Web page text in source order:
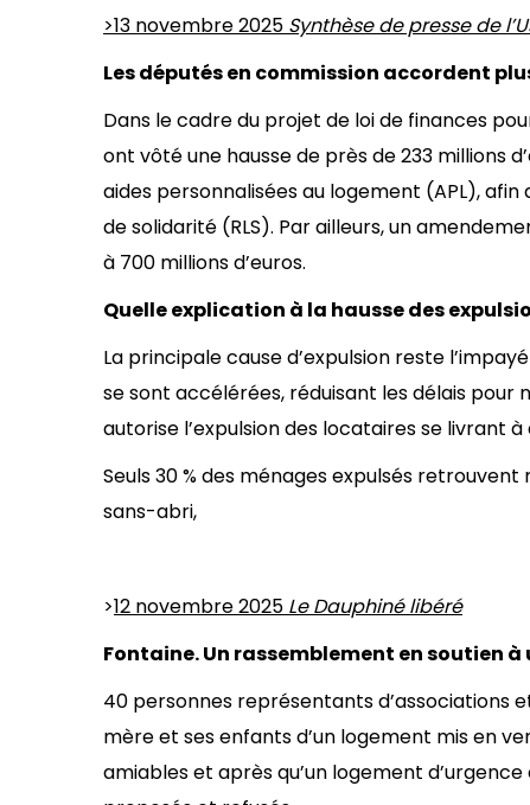
>13 novembre 2025 Synthèse de presse de
Les députés en commission accordent
Dans le cadre du projet de loi de finances
ont vôté une hausse de près de 233 millions
aides personnalisées au logement (APL),
de solidarité (RLS). Par ailleurs, un
à 700 millions d’euros.
Quelle explication à la hausse
La principale cause d’expulsion reste
se sont accélérées, réduisant les délais pour
autorise l’expulsion des locataires se livrant
Seuls 30 % des ménages expulsés
sans-abri,
>12 novembre 2025 Le Dauphiné libéré
Fontaine. Un rassemblement en soutien
40 personnes représentants d’associations
mère et ses enfants d’un logement mis en
amiables et après qu’un logement